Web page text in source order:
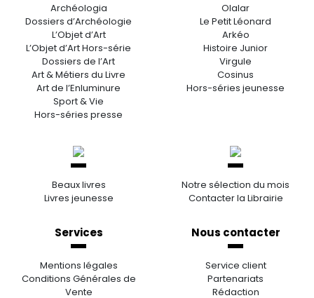
Archéologia
Dossiers d’Archéologie
L’Objet d’Art
L’Objet d’Art Hors-série
Dossiers de l’Art
Art & Métiers du Livre
Art de l’Enluminure
Sport & Vie
Hors-séries presse
Olalar
Le Petit Léonard
Arkéo
Histoire Junior
Virgule
Cosinus
Hors-séries jeunesse
Beaux livres
Livres jeunesse
Notre sélection du mois
Contacter la Librairie
Services
Mentions légales
Conditions Générales de
Vente
Nous contacter
Service client
Partenariats
Rédaction